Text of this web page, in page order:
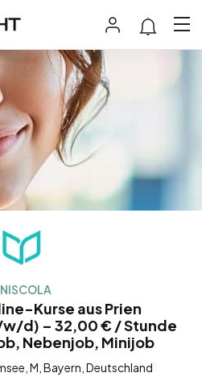
Kurse aus Prien
w/d) – 32,00 € / Stunde
Nebenjob, Minijob
M, Bayern, Deutschland